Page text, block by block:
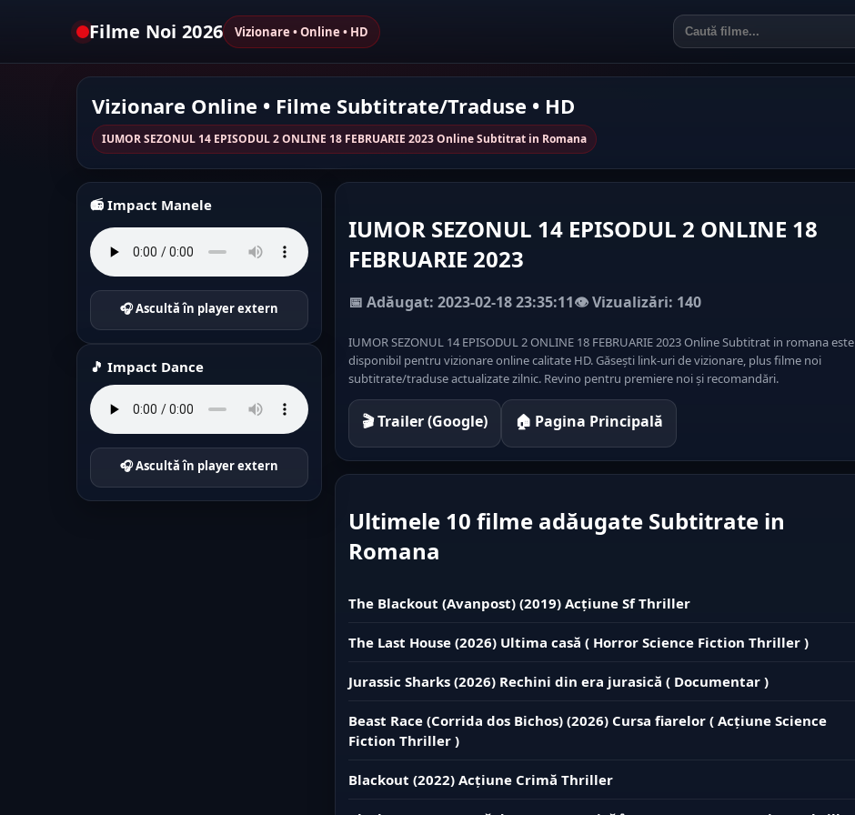
Filme Noi 2026 Vizionare • Online • HD
Vizionare Online • Filme Subtitrate/Traduse • HD
IUMOR SEZONUL 14 EPISODUL 2 ONLINE 18 FEBRUARIE 2023 Online Subtitrat in Romana
📻 Impact Manele
🎧 Ascultă în player extern
🎵 Impact Dance
🎧 Ascultă în player extern
IUMOR SEZONUL 14 EPISODUL 2 ONLINE 18
FEBRUARIE 2023
📅 Adăugat: 2023-02-18 23:35:11👁️ Vizualizări: 140
IUMOR SEZONUL 14 EPISODUL 2 ONLINE 18 FEBRUARIE 2023 Online Subtitrat in romana este
disponibil pentru vizionare online calitate HD. Găsești link-uri de vizionare, plus filme noi
subtitrate/traduse actualizate zilnic. Revino pentru premiere noi și recomandări.
🎬 Trailer (Google) 🏠 Pagina Principală
Ultimele 10 filme adăugate Subtitrate in
Romana
The Blackout (Avanpost) (2019) Acțiune Sf Thriller
The Last House (2026) Ultima casă ( Horror Science Fiction Thriller )
Jurassic Sharks (2026) Rechini din era jurasică ( Documentar )
Beast Race (Corrida dos Bichos) (2026) Cursa fiarelor ( Acțiune Science
Fiction Thriller )
Blackout (2022) Acțiune Crimă Thriller